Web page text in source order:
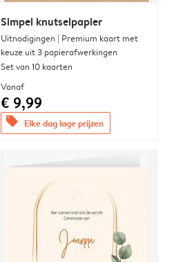
Simpel knutselpapier
Uitnodigingen | Premium kaart met
keuze uit 3 papierafwerkingen
Set van 10 kaarten
Vanaf
€ 9,99
offers Elke dag lage prijzen